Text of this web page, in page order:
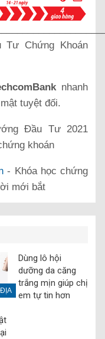
Tư Chứng Khoán
nhanh
tuyệt đối.
Đầu Tư 2021
khoán
- Khóa học chứng
mới bắt
Dùng lô hội
dưỡng da căng
trắng mịn giúp chị
em tự tin hơn